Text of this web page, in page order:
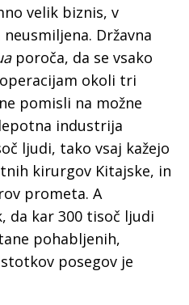
velik biznis, v
Državna
poroča, da se vsako
okoli tri
pomisli na možne
industrija
ljudi, tako vsaj kažejo
kirurgov Kitajske, in
prometa. A
da kar 300 tisoč ljudi
pohabljenih,
posegov je